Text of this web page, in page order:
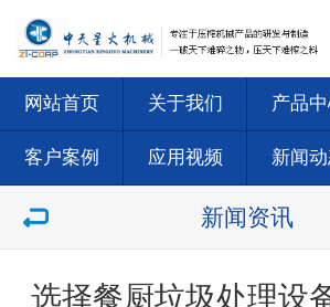
网站首页 关于我们 产品
客户案例 应用视频 新闻
新闻资讯
选择餐厨垃圾处理设